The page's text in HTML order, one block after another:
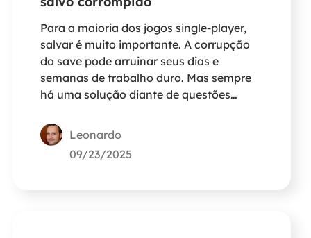
Para a maioria dos jogos single-player,
salvar é muito importante. A corrupção
do save pode arruinar seus dias e
semanas de trabalho duro. Mas sempre
há uma solução diante de questões
EaseUS Data Recovery Wizard como a
melhor solução para recuperar um jogo
salvo corrompido.
Leonardo
09/23/2025